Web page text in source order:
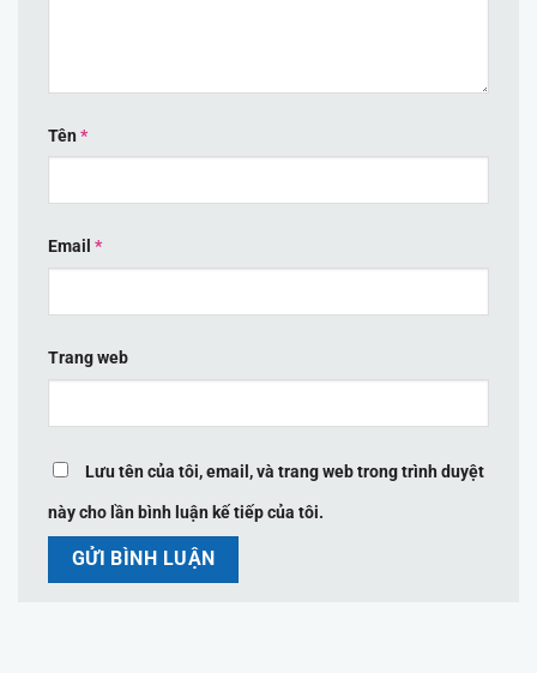
Tên *
Email *
Trang web
Lưu tên của tôi, email, và trang web trong trình duyệt
này cho lần bình luận kế tiếp của tôi.